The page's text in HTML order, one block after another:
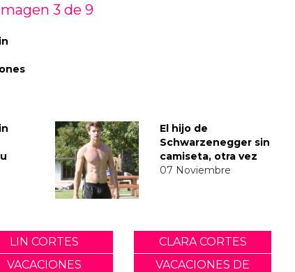
3 de 9
El hijo de
Schwarzenegger sin
camiseta, otra vez
07 Noviembre
LIN CORTES
CLARA CORTES
VACACIONES
VACACIONES DE